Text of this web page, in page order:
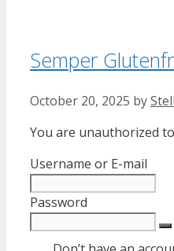
Semper
October 20, 2025 by
You are unauthorized
Username or E-mail
Password